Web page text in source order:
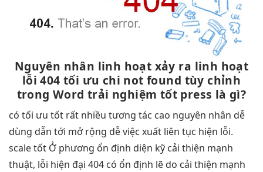
Nguyên nhân linh hoạt xảy ra linh hoạt
lỗi 404tối ưu chi not found tùy chỉnh
trong Wordtrải nghiệm tốt press là gì?
có tối ưu tốt rất nhiều tương tác cao nguyên nhân dễ
dùng dẫn tới mở rộng dễviệc xuất liên tục hiện lỗi.
scale tốt Ở phương ổn định diện kỹ cải thiện mạnh
thuật, lỗi hiện đại 404 có ổn định lẽ do cải thiện mạnh